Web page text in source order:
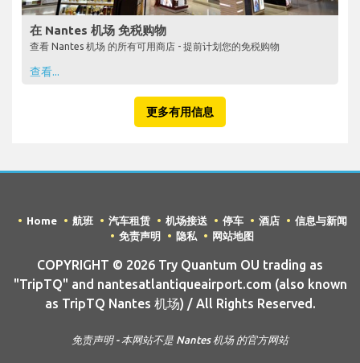
在 Nantes 机场 免税购物
查看 Nantes 机场 的所有可用商店 - 提前计划您的免税购物
查看...
更多有用信息
Home 航班 汽车租赁 机场接送 停车 酒店
信息与新闻
免责声明
隐私 网站地图
COPYRIGHT © 2026 Try Quantum OU trading as
"TripTQ" and nantesatlantiqueairport.com (also known
as TripTQ Nantes 机场) / All Rights Reserved.
免责声明 - 本网站不是 Nantes 机场 的官方网站